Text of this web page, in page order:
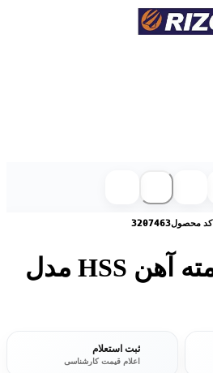
کد محصول3207463
ست 7 عددی مته آهن HSS مدل
ثبت استعلام
اعلام قیمت کارشناسی